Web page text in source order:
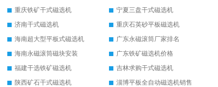
重庆铁矿干式磁选机
宁夏三盘干式磁选机
济南干式磁选机
重庆石英砂平板磁选机
海南超大型平板式磁选机
广东永磁滚筒厂家排名
海南永磁滚筒磁块安装
广东铁矿磁选机价格
福建干选铁矿磁选机
吉林求购干式磁选机
陕西矿石干式磁选机
淄博平板全自动磁选机销售